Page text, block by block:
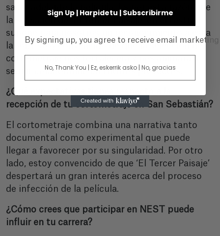
sacar adelante la película. Es por esta razón que
la selección de ‘El Tercer Paisaje’ en el festival
supone para nosotros un reconocimiento a esta
labor. Estoy convencido de que la selección del
cortometraje nos fortalecerá y nos animará a
seguir colaborando en futuros proyectos.
¿Qué expectativas tienes respecto a la
recepción de tu cortometraje en San Sebastián?
El cortometraje combina una narrativa tanto
documental como experimental que puede
llegar a favorecer por su singularidad. Por otro
lado, estoy convencido de que ‘El Tercer Paisaje’
despertará un gran interés acerca del proceso
de infección de la película.
¿Cómo crees que participar en NEST puede
influir en tu carrera?
Sign Up | Harpidetu | Subscribirme
By signing up, you agree to receive email
No, Thank You | Ez, eskerrik asko | No, gracias